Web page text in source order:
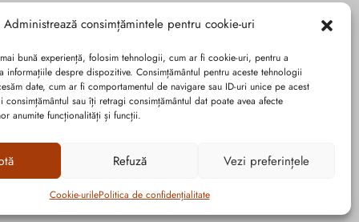
Administrează consimțămintele pentru cookie-uri
bună experiență, folosim tehnologii, cum ar fi cookie-uri, pentru a
informațiile despre dispozitive. Consimțământul pentru aceste tehnologii
date, cum ar fi comportamentul de navigare sau ID-uri unice pe acest
consimțământul sau îți retragi consimțământul dat poate avea afecte
anumite funcționalități și funcții.
Refuză Vezi preferințele
Cookie-urilePolitica de confidențialitate